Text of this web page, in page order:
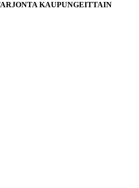
KAUPUNGEITTAIN